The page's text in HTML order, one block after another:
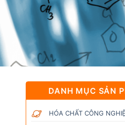
DANH MỤC SẢN
HÓA CHẤT CÔNG